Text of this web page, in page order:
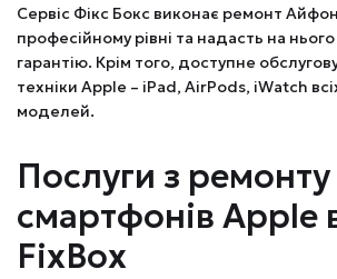
Сервіс Фікс Бокс виконає ремонт
професійному рівні та надасть на
гарантію. Крім того, доступне
техніки Apple – iPad, AirPods, iWatch
моделей.
Послуги з ремонту
смартфонів Apple
FixBox